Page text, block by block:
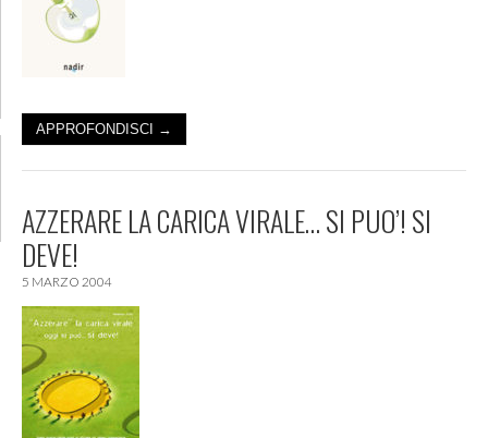
APPROFONDISCI →
AZZERARE LA CARICA VIRALE… SI PUO’! SI
DEVE!
5 MARZO 2004